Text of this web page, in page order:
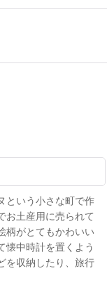
という小さな町で作
お土産用に売られて
柄がとてもかわいい
懐中時計を置くよう
を収納したり、旅行